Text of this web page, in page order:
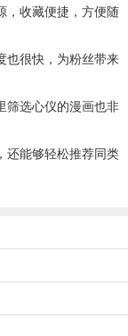
，收藏便捷，方便随
也很快，为粉丝带来
筛选心仪的漫画也非
还能够轻松推荐同类